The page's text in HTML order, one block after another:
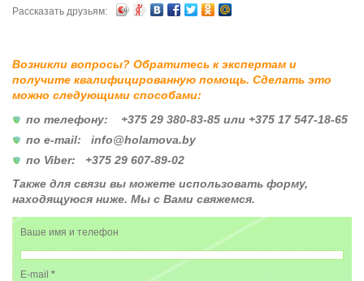
Рассказать друзьям:
Возникли вопросы? Обратитесь к экспертам и
получите квалифицированную помощь. Сделать это
можно следующими способами:
по телефону: +375 29 380-83-85 или +375 17 547-18-65
по e-mail: info@holamova.by
по Viber: +375 29 607-89-02
Также для связи вы можете использовать форму,
находящуюся ниже. Мы с Вами свяжемся.
Ваше имя и телефон
E-mail *